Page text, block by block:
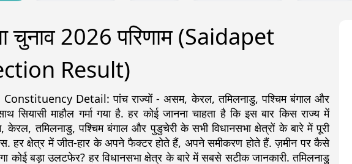
चुनाव 2026 परिणाम (Saidapet
Result)
Detail: पांच राज्यों - असम, केरल, तमिलनाडु, पश्चिम बंगाल और
सियासी माहौल गर्मा गया है. हर कोई जानना चाहता है कि इस बार किस राज्य में
तमिलनाडु, पश्चिम बंगाल और पुडुचेरी के सभी विधानसभा क्षेत्रों के बारे में पूरी
हर क्षेत्र में जीत-हार के अपने फैक्टर होते हैं, अपने समीकरण होते हैं. ज़मीन पर कैसे
कोई बड़ा उलटफेर? हर विधानसभा क्षेत्र के बारे में सबसे सटीक जानकारी. तमिलनाडु